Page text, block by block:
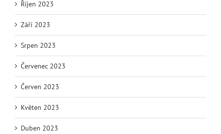
Říjen 2023
Září 2023
Srpen 2023
Červenec 2023
Červen 2023
Květen 2023
Duben 2023